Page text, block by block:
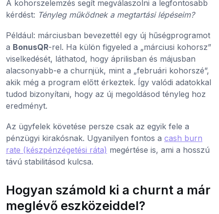
A kohorszelemzés segít megválaszolni a legfontosabb
kérdést: Tényleg működnek a megtartási lépéseim?
Például: márciusban bevezettél egy új hűségprogramot
a BonusQR-rel. Ha külön figyeled a „márciusi kohorsz”
viselkedését, láthatod, hogy áprilisban és májusban
alacsonyabb-e a churnjük, mint a „februári kohorszé”,
akik még a program előtt érkeztek. Így valódi adatokkal
tudod bizonyítani, hogy az új megoldásod tényleg hoz
eredményt.
Az ügyfelek követése persze csak az egyik fele a
pénzügyi kirakósnak. Ugyanilyen fontos a cash burn
rate (készpénzégetési ráta) megértése is, ami a hosszú
távú stabilitásod kulcsa.
Hogyan számold ki a churnt a már
meglévő eszközeiddel?